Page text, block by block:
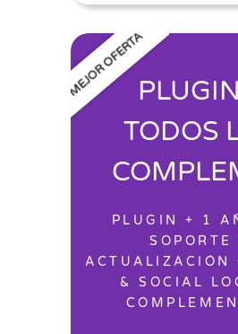
MEJOR OFERTA
TODOS
PLUGIN + 1
SOPORTE
ACTUALIZACIÓN
& SOCIAL